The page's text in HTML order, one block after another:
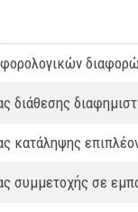
φορολογικών
διάθεσης
κατάληψης
συμμετοχής σε